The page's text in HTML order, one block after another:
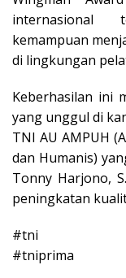
internasional
kemampuan
di lingkungan
Keberhasilan ini
yang unggul di
TNI AU AMPUH
dan Humanis)
Tonny Harjono,
peningkatan
#tni
#tniprima